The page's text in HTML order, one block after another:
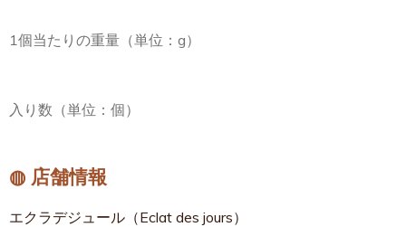
1個当たりの重量（単位：g）
入り数（単位：個）
◍ 店舗情報
エクラデジュール（Eclat des jours）